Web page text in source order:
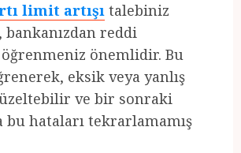
limit artışı talebiniz
reddi
önemlidir. Bu
eksik veya yanlış
ve bir sonraki
bu hataları tekrarlamamış